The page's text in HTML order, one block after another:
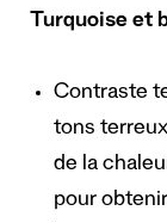
Turquoise et
Contraste
tons
de la
pour